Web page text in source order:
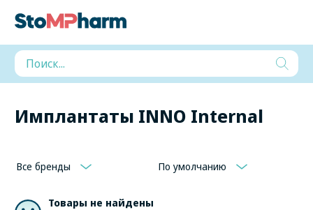
Имплантаты INNO Internal
Все бренды По умолчанию
Товары не найдены